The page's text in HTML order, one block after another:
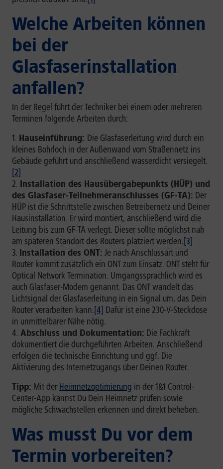
Welche Arbeiten können
bei der
Glasfaserinstallation
anfallen?
In der Regel führt der Techniker bei einem oder mehreren
Terminen folgende Arbeiten durch:
Hauseinführung: Die Glasfaserleitung wird durch ein
kleines Bohrloch in der Außenwand vom Straßennetz ins
Gebäude geführt und anschließend wasserdicht versiegelt.
[2]
Installation des Hausübergabepunkts (HÜP) und
des Glasfaser-Teilnehmeranschlusses (GF-TA): Der
HÜP ist die Schnittstelle zwischen Betreibernetz und Deiner
Hausinstallation. Er wird montiert, anschließend wird die
Leitung bis zum GF-TA verlegt. Dieser sollte möglichst nah
am späteren Standort des Routers platziert werden.[3]
Installation des ONT: Je nach Anschlussart und
Router kommt zusätzlich ein ONT zum Einsatz. ONT steht für
Optical Network Termination. Umgangssprachlich wird es
auch Glasfaser-Modem genannt. Das ONT wandelt das
Lichtsignal der Glasfaserleitung in ein Signal um, das Dein
Router verarbeiten kann.[4] Dafür ist eine 230-V-Steckdose
in unmittelbarer Nähe nötig.
Abschluss und Dokumentation: Die Fachkraft
dokumentiert die durchgeführten Arbeiten. Anschließend
erfolgen die technische Einrichtung und ggf. Die
Aktivierung des Internetzugangs über Deinen Router.
Tipp: Mit der Heimnetzoptimierung in der 1&1 Control-
Center-App kannst Du Dein Heimnetz prüfen sowie
mögliche Schwachstellen erkennen und direkt beheben.
Was musst Du vor dem
Termin vorbereiten?